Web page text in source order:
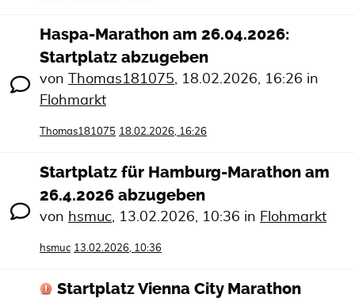
Haspa-Marathon am 26.04.2026:
Startplatz abzugeben
von Thomas181075, 18.02.2026, 16:26 in
Flohmarkt
Thomas181075 18.02.2026, 16:26
Startplatz für Hamburg-Marathon am
26.4.2026 abzugeben
von hsmuc, 13.02.2026, 10:36 in Flohmarkt
hsmuc 13.02.2026, 10:36
Startplatz Vienna City Marathon